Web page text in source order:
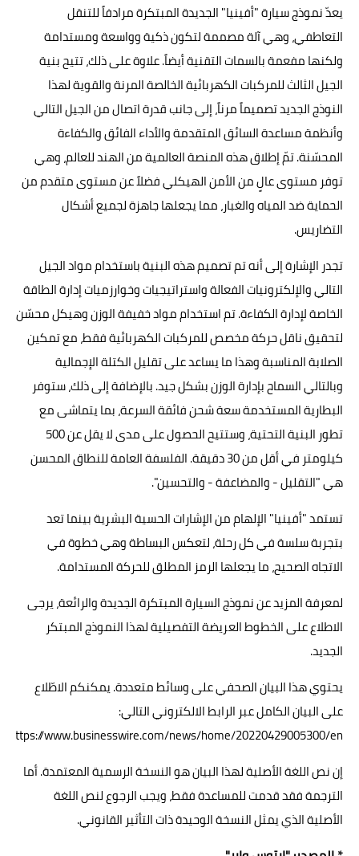
يعدّ نموذج سيارة "أفينيا" الجديدة المبتكرة مرادفاً للتنقل
التعاطفي، وهي آلة مصممة لتكون ذكية وواسعة ومستدامة
ولكنها مفعمة بالسمات التقنية أيضاً. علاوة على ذلك، تتيح بنية
الجيل الثالث للمركبات الكهربائية الخالصة المرنة والقوية لهذا
النوذج الجديد تصميماً مرناً، إلى جانب قدرة اتصال من الجيل التالي
وأنظمة مساعدة السائق المتقدمة والأداء الفائق والكفاءة
المحسّنة. تمّ إطلاق هذه المنصة العالمية من الهند للعالم، وهي
توفر مستوى عالٍ من الأمن الهيكلي فضلاً عن مستوى متقدم من
الحماية ضد المياه والغبار، مما يجعلها جاهزة لجميع أشكال
التضاريس.
تجدر الإشارة إلى أنه تم تصميم هذه البنية باستخدام مواد الجيل
التالي والإلكترونيات الفعالة واستراتيجيات وخوارزميات إدارة الطاقة
الخاصة لإدارة الكفاءة. تم استخدام مواد خفيفة الوزن وهيكل محسّن
لتحقيق ناقل حركة مخصص للمركبات الكهربائية فقط، مع تمكين
الصلابة المناسبة وهذا ما يساعد على تقليل الكتلة الإجمالية
وبالتالي السماح بإدارة الوزن بشكل جيد. بالإضافة إلى ذلك، ستوفر
البطارية المستخدمة سعة شحن فائقة السرعة، بما يتماشى مع
تطور البنية التحتية، وستتيح الحصول على مدى لا يقل عن 500
كيلومتر في أقل من 30 دقيقة. الفلسفة العامة للنطاق المحسن
هي "التقليل - والمضاعفة - والتحسين".
تستمد "أفينيا" الإلهام من الإشارات الحسية البشرية بينما تعد
بتجربة سلسة في كل رحلة، لتعكس البساطة وهي خطوة في
الاتجاه الصحيح، ما يجعلها الرمز المطلق للحركة المستدامة.
لمعرفة المزيد عن نموذج السيارة المبتكرة الجديدة والرائعة، يرجى
الاطلاع على الخطوط العريضة التفصيلية لهذا النموذج المبتكر
الجديد.
يحتوي هذا البيان الصحفي على وسائط متعددة. يمكنكم الاطّلاع
على البيان الكامل عبر الرابط الالكتروني التالي:
https://www.businesswire.com/news/home/20220429005300/en/
إن نص اللغة الأصلية لهذا البيان هو النسخة الرسمية المعتمدة. أما
الترجمة فقد قدمت للمساعدة فقط، ويجب الرجوع لنص اللغة
الأصلية الذي يمثل النسخة الوحيدة ذات التأثير القانوني.